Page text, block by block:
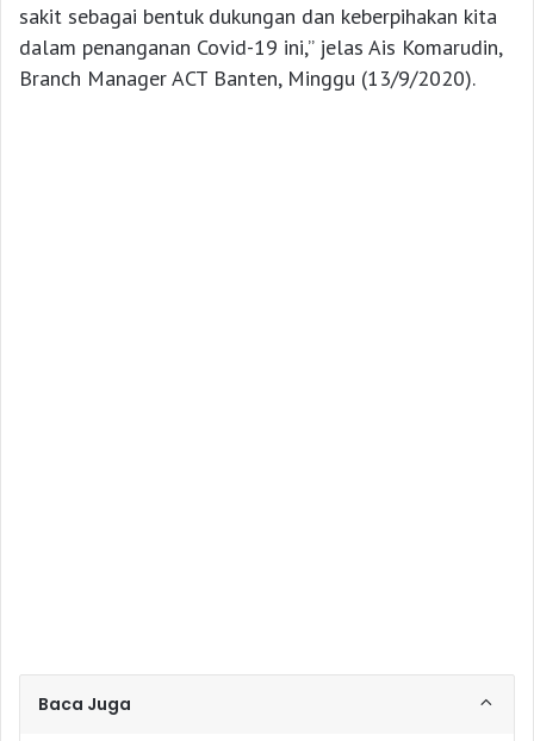
sakit sebagai bentuk dukungan dan keberpihakan kita
dalam penanganan Covid-19 ini,” jelas Ais Komarudin,
Branch Manager ACT Banten, Minggu (13/9/2020).
Baca Juga